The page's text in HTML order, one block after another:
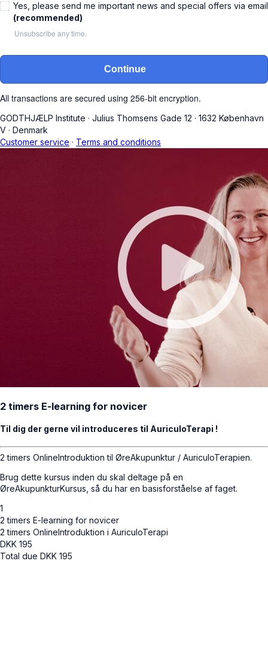
Yes, please send me important news and special offers via email
(recommended)
Unsubscribe any time.
Continue
All transactions are secured using 256-bit encryption.
GODTHJÆLP Institute · Julius Thomsens Gade 12 · 1632 København
V · Denmark
Customer service · Terms and conditions
2 timers E-learning for novicer
Til dig der gerne vil introduceres til AuriculoTerapi !
2 timers OnlineIntroduktion til ØreAkupunktur / AuriculoTerapien.
Brug dette kursus inden du skal deltage på en
ØreAkupunkturKursus, så du har en basisforståelse af faget.
1
2 timers E-learning for novicer
2 timers OnlineIntroduktion i AuriculoTerapi
DKK 195
Total due DKK 195